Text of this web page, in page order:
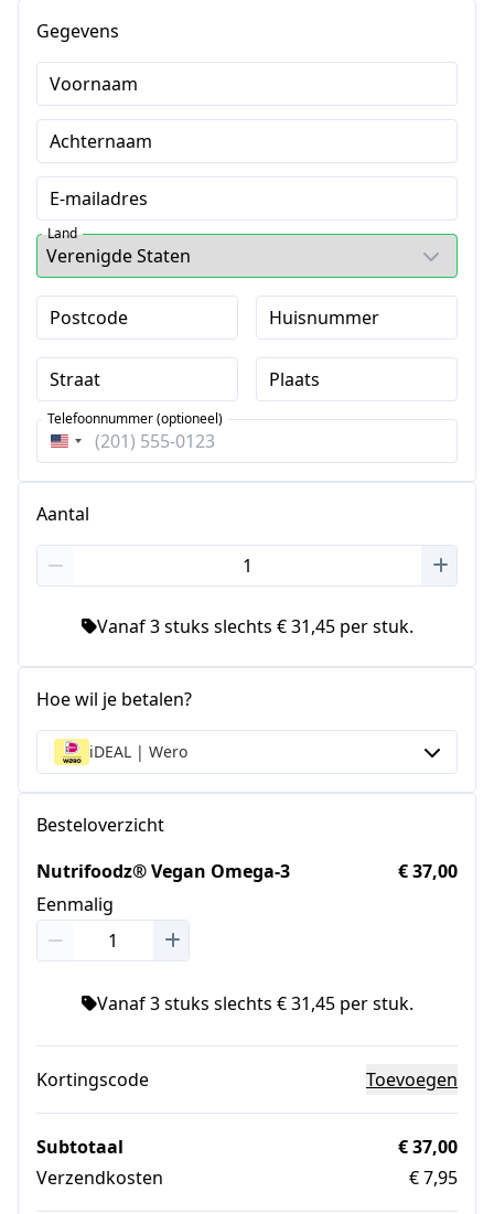
Gegevens
Voornaam
Achternaam
E-mailadres
Land
Postcode Huisnummer
Straat Plaats
Verenigde
Telefoonnummer (optioneel)
Aantal
Vanaf 3 stuks slechts € 31,45 per stuk.
Hoe wil je betalen?
iDEAL | Wero
Besteloverzicht
Nutrifoodz® Vegan Omega-3
Eenmalig
€ 37,00
Vanaf 3 stuks slechts € 31,45 per stuk.
Kortingscode Toevoegen
Subtotaal
€ 37,00
Verzendkosten
€ 7,95